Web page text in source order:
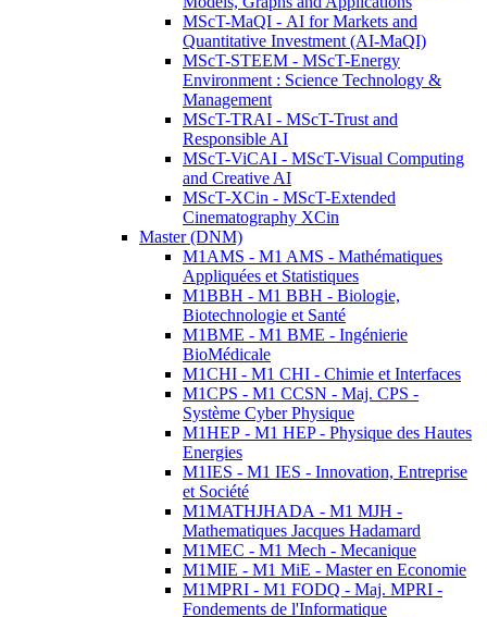
MScT-MaQI - AI for Markets and
Quantitative Investment (AI-MaQI)
MScT-STEEM - MScT-Energy
Environment : Science Technology &
Management
MScT-TRAI - MScT-Trust and
Responsible AI
MScT-ViCAI - MScT-Visual Computing
and Creative AI
MScT-XCin - MScT-Extended
Cinematography XCin
Master (DNM)
M1AMS - M1 AMS - Mathématiques
Appliquées et Statistiques
M1BBH - M1 BBH - Biologie,
Biotechnologie et Santé
M1BME - M1 BME - Ingénierie
BioMédicale
M1CHI - M1 CHI - Chimie et Interfaces
M1CPS - M1 CCSN - Maj. CPS -
Système Cyber Physique
M1HEP - M1 HEP - Physique des Hautes
Energies
M1IES - M1 IES - Innovation, Entreprise
et Société
M1MATHJHADA - M1 MJH -
Mathematiques Jacques Hadamard
M1MEC - M1 Mech - Mecanique
M1MIE - M1 MiE - Master en Economie
M1MPRI - M1 FODQ - Maj. MPRI -
Fondements de l'Informatique